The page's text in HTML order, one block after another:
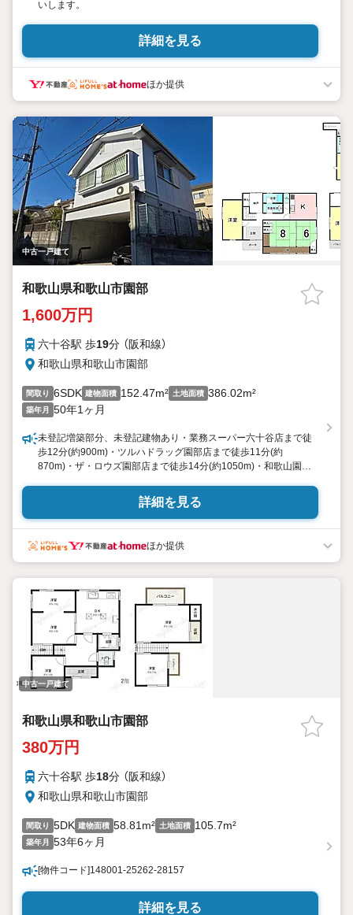
いします。
詳細を見る
ほか提供
中古一戸建て
和歌山県和歌山市園部
1,600万円
六十谷駅 歩19分 （阪和線）
和歌山県和歌山市園部
間取り 6SDK 建物面積 152.47m² 土地面積 386.02m²
築年月 50年1ヶ月
未登記増築部分、未登記建物あり・業務スーパー六十谷店まで徒
歩12分(約900m)・ツルハドラッグ園部店まで徒歩11分(約
870m)・ザ・ロウズ園部店まで徒歩14分(約1050m)・和歌山園部
で徒歩13分(約1020m)・和歌山市立和歌山高等学校まで徒歩15分
(約1160m)・ＪＡわかやま 六十谷支…
詳細を見る
ほか提供
中古一戸建て
和歌山県和歌山市園部
380万円
六十谷駅 歩18分 （阪和線）
和歌山県和歌山市園部
間取り 5DK 建物面積 58.81m² 土地面積 105.7m²
築年月 53年6ヶ月
[物件コード]148001-25262-28157
詳細を見る